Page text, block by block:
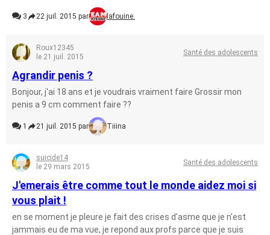
3 22 juil. 2015 par lafouine.
Roux12345
le 21 juil. 2015
Santé des adolescents
Agrandir penis ?
Bonjour, j'ai 18 ans et je voudrais vraiment faire Grossir mon
penis a 9 cm comment faire ??
1 21 juil. 2015 par Tiiina
suicide14
le 29 mars 2015
Santé des adolescents
J'emerais être comme tout le monde aidez moi si
vous plait !
en se moment je pleure je fait des crises d'asme que je n'est
jammais eu de ma vue, je repond aux profs parce que je suis